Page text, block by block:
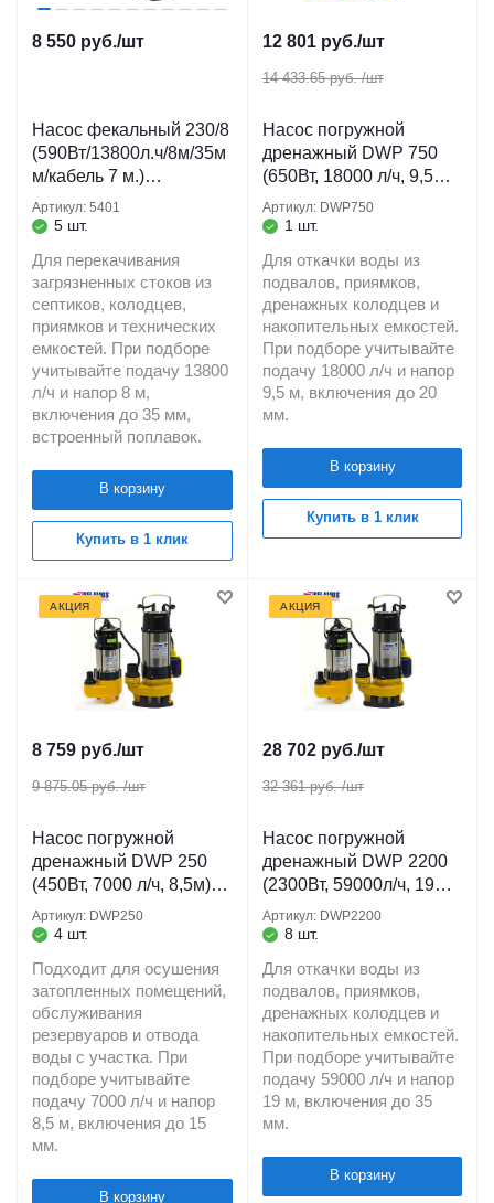
8 550 руб./шт
Насос фекальный 230/8
(590Вт/13800л.ч/8м/35м
м/кабель 7 м.)
ДЖИЛЕКС
5 шт.
Артикул: 5401
Для перекачивания
загрязненных стоков из
септиков, колодцев,
приямков и технических
емкостей. При подборе
учитывайте подачу 13800
л/ч и напор 8 м,
включения до 35 мм,
встроенный поплавок.
В корзину
Купить в 1 клик
12 801 руб./шт
14 433.65 руб. /шт
Насос погружной
дренажный DWP 750
(650Вт, 18000 л/ч, 9,5м)
кабель 10 м. для
грязевых водоемов
1 шт.
Артикул: DWP750
Для откачки воды из
подвалов, приямков,
дренажных колодцев и
накопительных емкостей.
При подборе учитывайте
подачу 18000 л/ч и напор
9,5 м, включения до 20
мм.
В корзину
Купить в 1 клик
АКЦИЯ
8 759 руб./шт
9 875.05 руб. /шт
Насос погружной
дренажный DWP 250
(450Вт, 7000 л/ч, 8,5м)
кабель 10 м. для
грязевых водоемов
4 шт.
Артикул: DWP250
Подходит для осушения
затопленных помещений,
обслуживания
резервуаров и отвода
воды с участка. При
подборе учитывайте
подачу 7000 л/ч и напор
8,5 м, включения до 15
мм.
В корзину
АКЦИЯ
28 702 руб./шт
32 361 руб. /шт
Насос погружной
дренажный DWP 2200
(2300Вт, 59000л/ч, 19м)
кабель 10 м для
грязевых водоемов
8 шт.
Артикул: DWP2200
Для откачки воды из
подвалов, приямков,
дренажных колодцев и
накопительных емкостей.
При подборе учитывайте
подачу 59000 л/ч и напор
19 м, включения до 35
мм.
В корзину